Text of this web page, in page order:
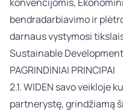
bendradarbiavimo ir
darnaus vystymosi
Sustainable
PAGRINDINIAI PRINCIPAI
2.1. WIDEN savo veikloje
partnerystę, grindžiamą